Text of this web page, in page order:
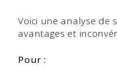
Voici une analyse de
avantages et
Pour :